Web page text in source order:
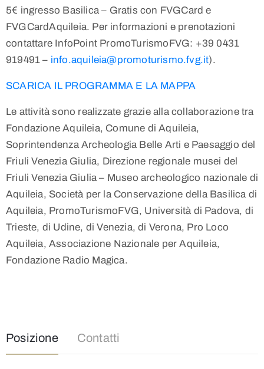
5€ ingresso Basilica – Gratis con FVGCard e
FVGCardAquileia. Per informazioni e prenotazioni
contattare InfoPoint PromoTurismoFVG: +39 0431
919491 – info.aquileia@promoturismo.fvg.it).
SCARICA IL PROGRAMMA E LA MAPPA
Le attività sono realizzate grazie alla collaborazione tra
Fondazione Aquileia, Comune di Aquileia,
Soprintendenza Archeologia Belle Arti e Paesaggio del
Friuli Venezia Giulia, Direzione regionale musei del
Friuli Venezia Giulia – Museo archeologico nazionale di
Aquileia, Società per la Conservazione della Basilica di
Aquileia, PromoTurismoFVG, Università di Padova, di
Trieste, di Udine, di Venezia, di Verona, Pro Loco
Aquileia, Associazione Nazionale per Aquileia,
Fondazione Radio Magica.
Posizione Contatti